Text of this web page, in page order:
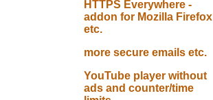
HTTPS Everywhere -
addon for Mozilla Firefox
etc.
more secure emails etc.
YouTube player without
ads and counter/time